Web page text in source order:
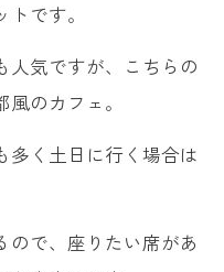
です。
人気ですが、こちらの
のカフェ。
多く土日に行く場合は
ので、座りたい席があ